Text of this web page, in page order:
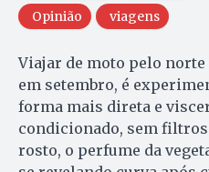
Opinião
viagens
Viajar de moto pelo
em setembro, é
forma mais direta e
condicionado, sem
rosto, o perfume da